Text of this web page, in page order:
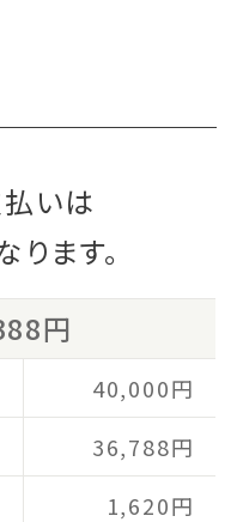
いは
ります。
円
40,000円
36,788円
1,620円